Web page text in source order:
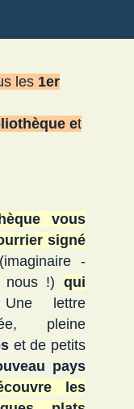
les 1er
et
vous
signé
-
nous !) qui
lettre
pleine
et de petits
pays
les